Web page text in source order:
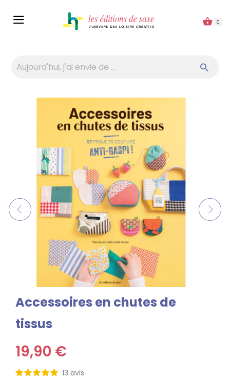
0
Accessoires en chutes de
tissus
19,90 €
13 avis